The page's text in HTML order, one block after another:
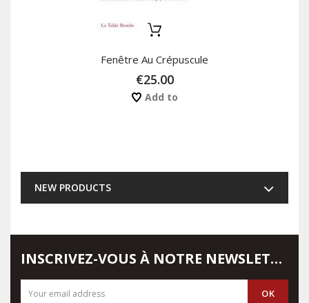
Fenêtre Au Crépuscule
€25.00
Add to
NEW PRODUCTS
INSCRIVEZ-VOUS À NOTRE NEWSLETTER